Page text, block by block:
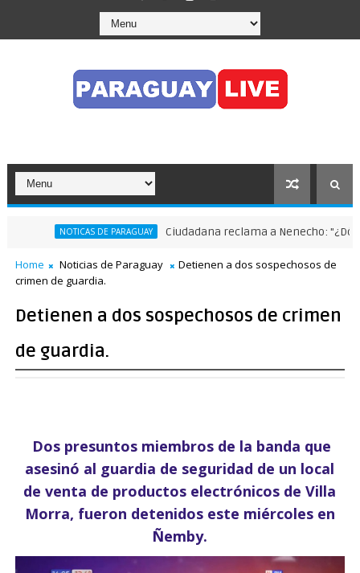
NOTICAS DE PARAGUAY Ciudadana reclama a Nenecho: "¿Dónde
Home Noticias de Paraguay
Detienen a dos sospechosos de
crimen de guardia.
Detienen a dos sospechosos de crimen
de guardia.
Dos presuntos miembros de la banda que
asesinó al guardia de seguridad de un local
de venta de productos electrónicos de Villa
Morra, fueron detenidos este miércoles en
Ñemby.